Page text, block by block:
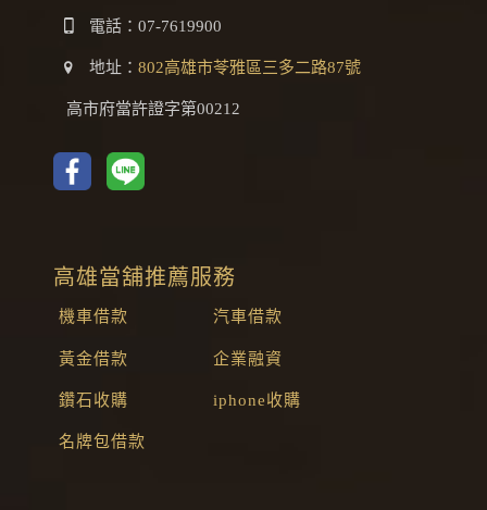
電話： 07-7619900
地址： 802高雄市苓雅區三多二路87號
高市府當許證字第00212
高雄當舖推薦服務
機車借款 汽車借款
黃金借款 企業融資
鑽石收購 iphone收購
名牌包借款